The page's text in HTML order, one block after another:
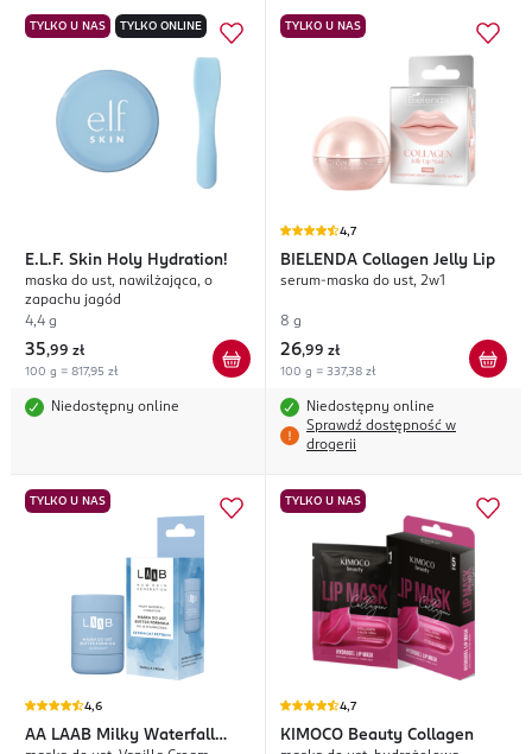
TYLKO U NAS TYLKO ONLINE
E.L.F. Skin Holy Hydration!
maska do ust, nawilżająca, o
zapachu jagód
4,4 g
35,99 zł
100 g = 817,95 zł
Niedostępny online
TYLKO U NAS
4,7
BIELENDA Collagen Jelly Lip
serum-maska do ust, 2w1
8 g
26,99 zł
100 g = 337,38 zł
Niedostępny online
Sprawdź dostępność w
drogerii
TYLKO U NAS
4,6
AA LAAB Milky Waterfall
TYLKO U NAS
4,7
KIMOCO Beauty Collagen